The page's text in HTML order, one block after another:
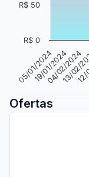
05/01/2024
19/01/2024
04/02/2024
13/02/
R$ 0
R$ 50
Ofertas